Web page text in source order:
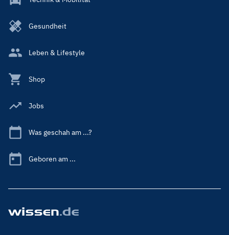
Gesundheit
Leben & Lifestyle
Shop
Jobs
Was geschah am ...?
Geboren am ...